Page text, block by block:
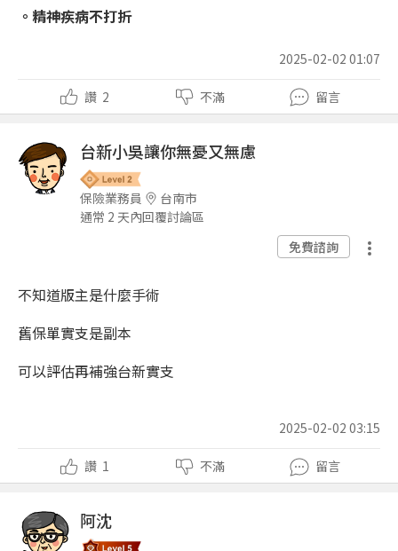
。精神疾病不打折
2025-02-02 01:07
讚 2 不滿 留言
台新小吳讓你無憂又無慮
保險業務員
台南市
通常 2 天內回覆討論區
免費諮詢
不知道版主是什麼手術
舊保單實支是副本
可以評估再補強台新實支
2025-02-02 03:15
讚 1 不滿 留言
阿沈